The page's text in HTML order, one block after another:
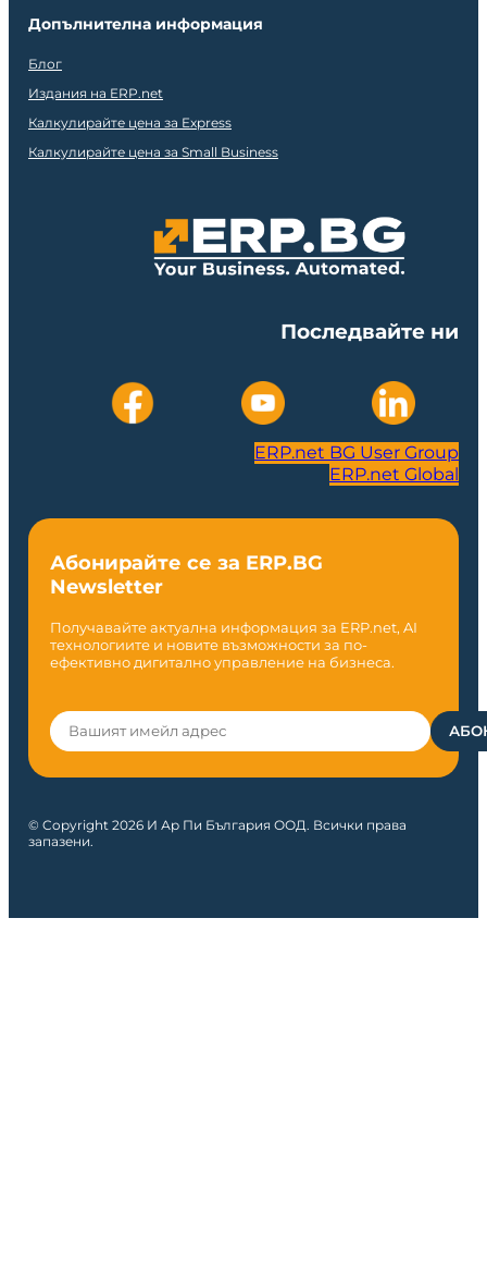
Допълнителна информация
Блог
Издания на ERP.net
Калкулирайте цена за Express
Калкулирайте цена за Small Business
Последвайте ни
ERP.net BG User Group
ERP.net Global
Абонирайте се за ERP.BG
Newsletter
Получавайте актуална информация за ERP.net, AI
технологиите и новите възможности за по-
ефективно дигитално управление на бизнеса.
© Copyright 2026 И Ар Пи България ООД. Всички права
запазени.